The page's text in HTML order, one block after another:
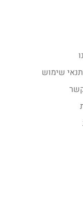
שימוש